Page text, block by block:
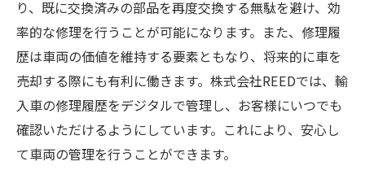
り、既に交換済みの部品を再度交換する無駄を避け、効
率的な修理を行うことが可能になります。また、修理履
歴は車両の価値を維持する要素ともなり、将来的に車を
売却する際にも有利に働きます。株式会社REEDでは、輸
入車の修理履歴をデジタルで管理し、お客様にいつでも
確認いただけるようにしています。これにより、安心し
て車両の管理を行うことができます。